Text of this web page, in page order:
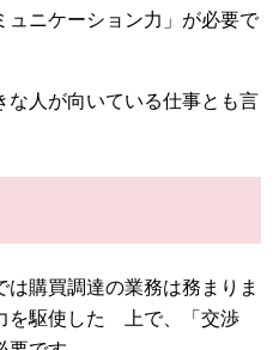
ュニケーション力」が必要で
な人が向いている仕事とも言
購買調達の業務は務まりま
を駆使した 上で、「交渉